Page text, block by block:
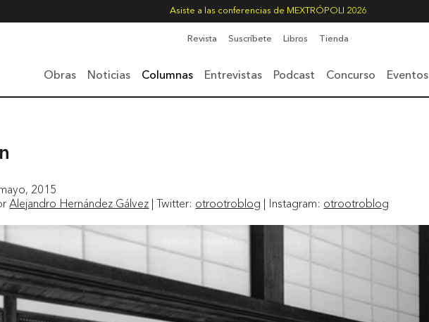
Asiste a las conferencias de MEXTRÓPOLI 2026
Revista Suscríbete Libros Tienda
Obras Noticias Columnas Entrevistas Podcast Concurso Eventos
2015
Alejandro Hernández Gálvez | Twitter: otrootroblog | Instagram: otrootroblog